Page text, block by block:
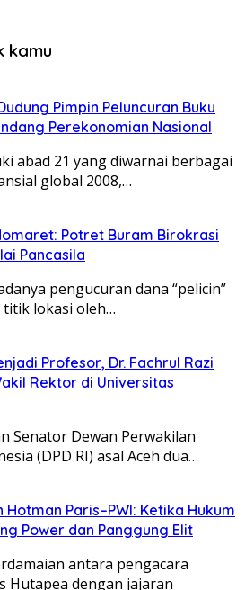
kamu
Pimpin Peluncuran Buku
Perekonomian Nasional
abad 21 yang diwarnai berbagai
global 2008,…
Potret Buram Birokrasi
Pancasila
pengucuran dana “pelicin”
titik lokasi oleh…
Profesor, Dr. Fachrul Razi
Rektor di Universitas
Senator Dewan Perwakilan
(DPD RI) asal Aceh dua…
Paris–PWI: Ketika Hukum
Power dan Panggung Elit
antara pengacara
Hutapea dengan jajaran